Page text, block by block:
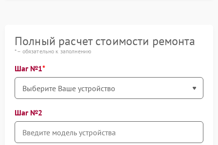
Полный расчет стоимости ремонта
* – обязательно к заполнению
Шаг №1
Шаг №2